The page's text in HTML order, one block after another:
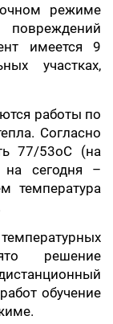
режиме
имеется 9
участках,
работы по
Согласно
77/53оС (на
на сегодня –
температура
решение
обучение